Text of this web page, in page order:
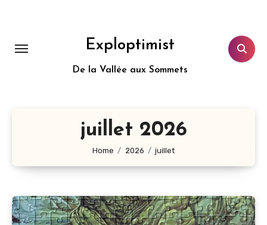
Exploptimist
De la Vallée aux Sommets
juillet 2026
Home 2026 juillet